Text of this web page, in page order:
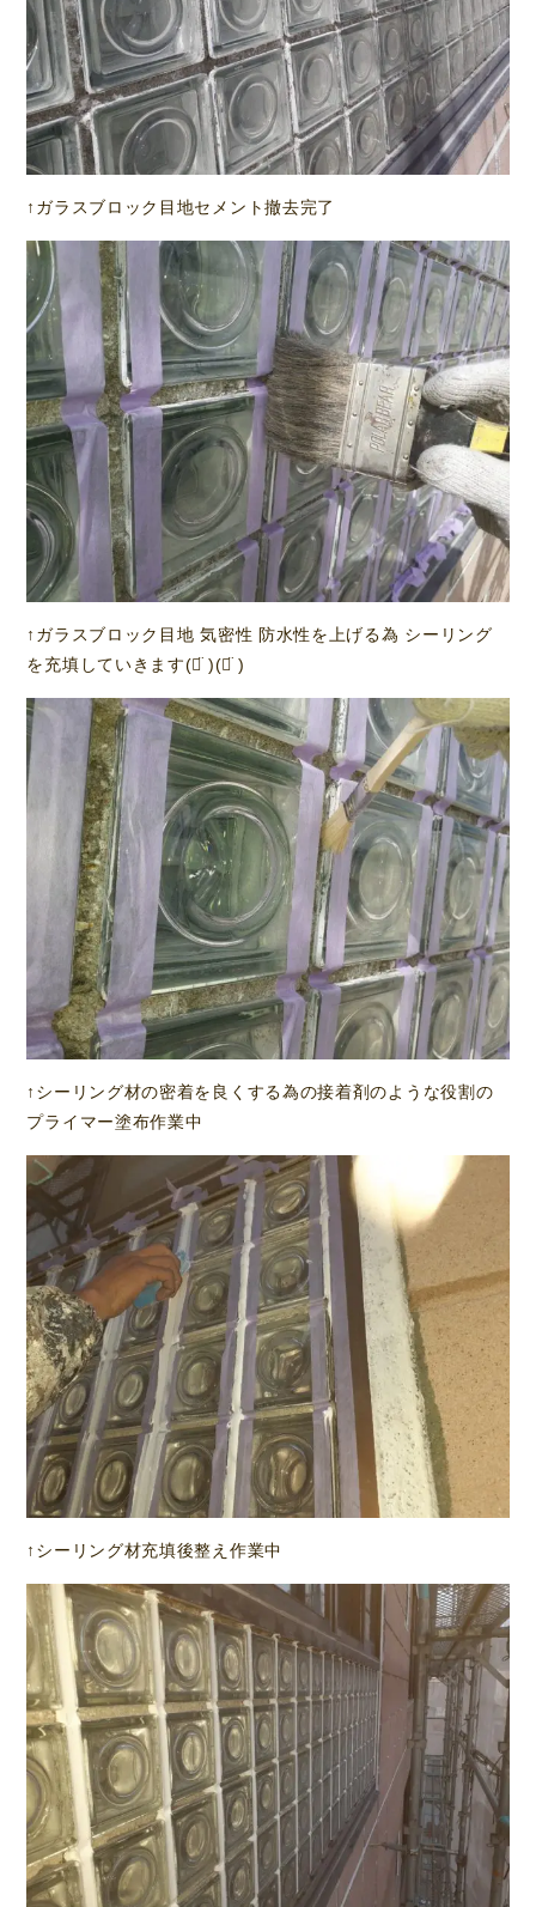
↑ガラスブロック目地セメント撤去完了
↑ガラスブロック目地 気密性 防水性を上げる為 シーリング
を充填していきます(ᯅ̈ )(ᯅ̈ )
↑シーリング材の密着を良くする為の接着剤のような役割の
プライマー塗布作業中
↑シーリング材充填後整え作業中